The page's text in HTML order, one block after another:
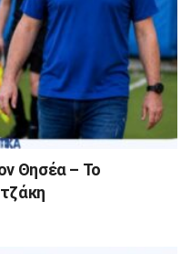
Θησέα – Το